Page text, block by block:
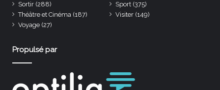
Sortir (288) Sport (375)
Théâtre et Cinéma (187) Visiter (149)
Voyage (27)
Propulsé par